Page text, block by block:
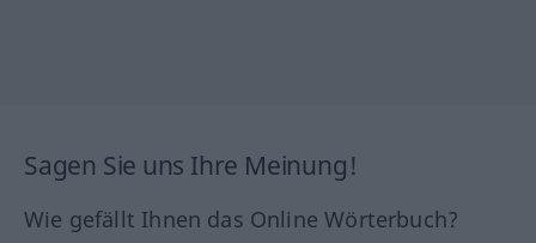
Sagen Sie uns Ihre Meinung!
Wie gefällt Ihnen das Online Wörterbuch?